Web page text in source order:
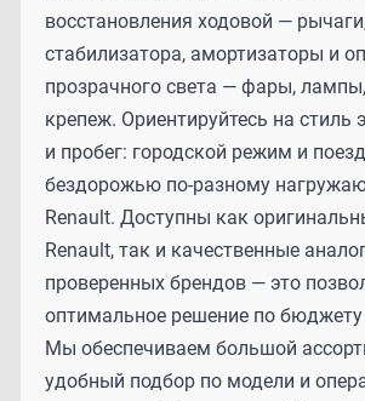
восстановления ходовой —
стабилизатора, амортизаторы и
прозрачного света — фары,
крепеж. Ориентируйтесь на стиль
и пробег: городской режим и
бездорожью по-разному
Renault. Доступны как
Renault, так и качественные
проверенных брендов — это
оптимальное решение по
Мы обеспечиваем большой
удобный подбор по модели и